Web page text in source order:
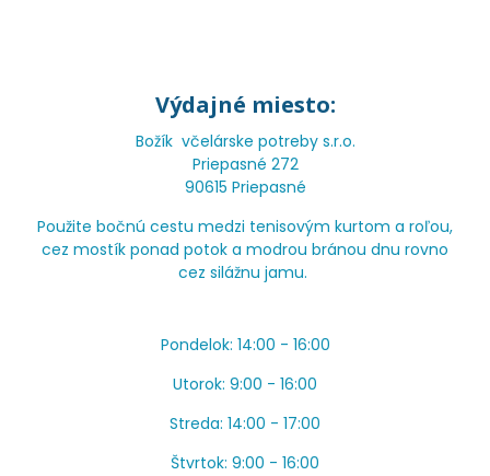
Výdajné miesto:
Božík včelárske potreby s.r.o.
Priepasné 272
90615 Priepasné
Použite bočnú cestu medzi tenisovým kurtom a roľou,
cez mostík ponad potok a modrou bránou dnu rovno
cez silážnu jamu.
Pondelok: 14:00 - 16:00
Utorok: 9:00 - 16:00
Streda: 14:00 - 17:00
Štvrtok: 9:00 - 16:00